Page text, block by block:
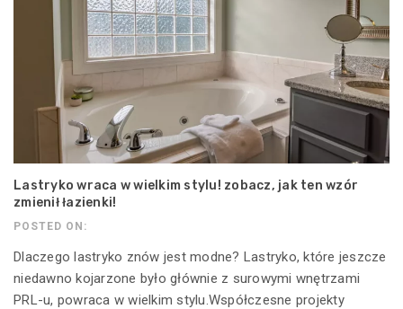
Lastryko wraca w wielkim stylu! zobacz, jak ten wzór
zmienił łazienki!
POSTED ON:
Dlaczego lastryko znów jest modne? Lastryko, które jeszcze
niedawno kojarzone było głównie z surowymi wnętrzami
PRL-u, powraca w wielkim stylu.Współczesne projekty